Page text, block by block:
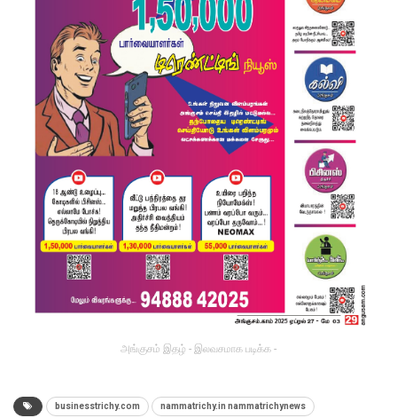
அங்குசம் இதழ் - இலவசமாக படிக்க -
businesstrichy.com nammatrichy.in nammatrichynews